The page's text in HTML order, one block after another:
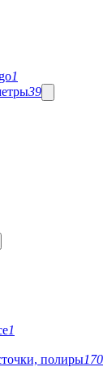
1
39
1
полиры170